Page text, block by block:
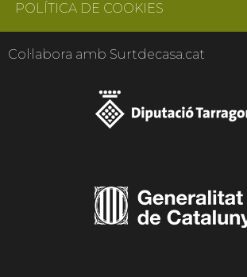
POLÍTICA DE COOKIES
Col·labora amb Surtdecasa.cat